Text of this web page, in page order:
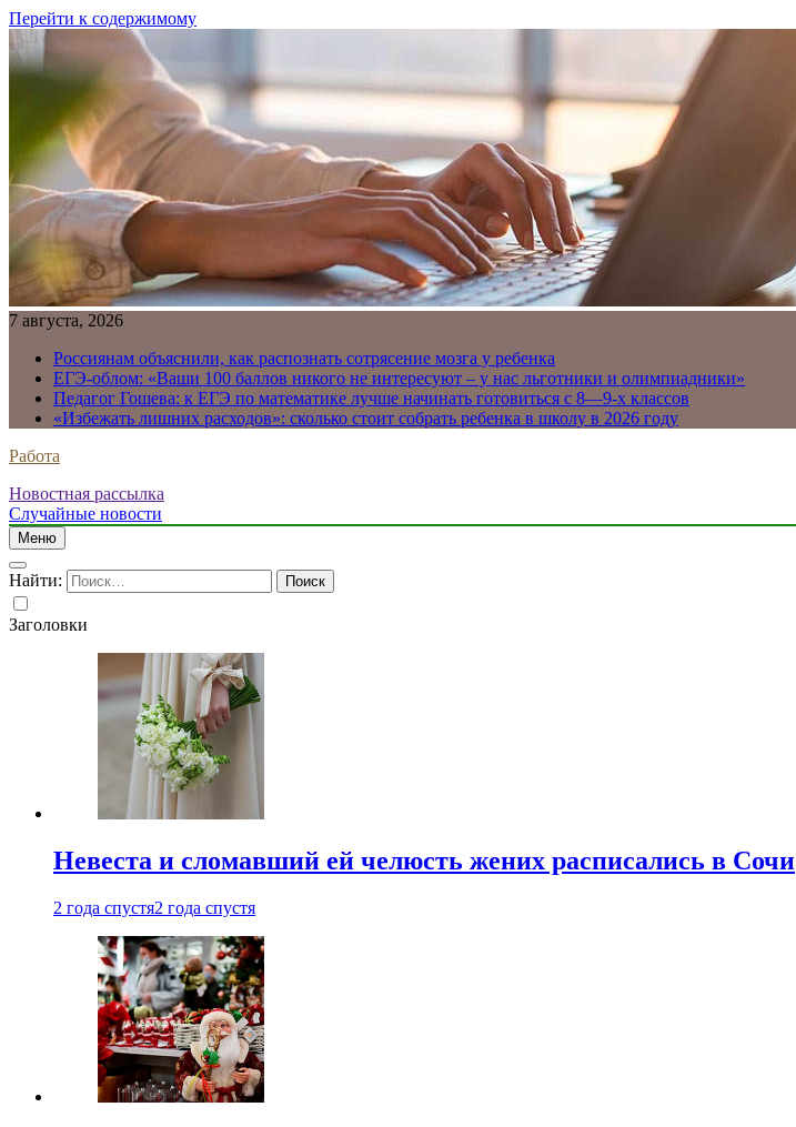
Перейти к содержимому
7 августа, 2026
Россиянам объяснили, как распознать сотрясение мозга у ребенка
ЕГЭ-облом: «Ваши 100 баллов никого не интересуют – у нас льготники и олимпиадники»
Педагог Гошева: к ЕГЭ по математике лучше начинать готовиться с 8—9-х классов
«Избежать лишних расходов»: сколько стоит собрать ребенка в школу в 2026 году
Работа
Новостная рассылка
Случайные новости
Меню
Найти:
Заголовки
Невеста и сломавший ей челюсть жених расписались в Сочи
2 года спустя2 года спустя